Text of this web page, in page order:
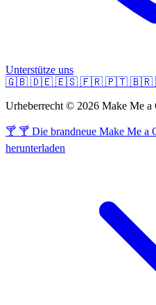
Unterstütze uns
🇬🇧 🇩🇪 🇪🇸 🇫🇷 🇵🇹 🇧🇷
Urheberrecht © 2026 Make Me a
🍸 🍸 Die brandneue Make Me
herunterladen